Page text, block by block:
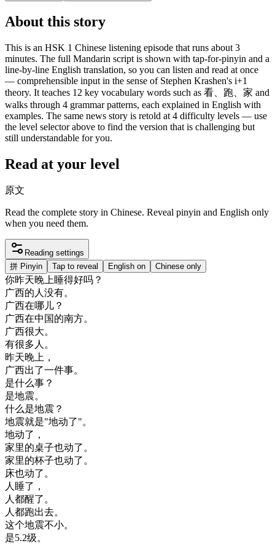
About this story
This is an HSK 1 Chinese listening episode that runs about 3
minutes. The full Mandarin script is shown with tap-for-pinyin and a
line-by-line English translation, so you can listen and read at once
— comprehensible input in the sense of Stephen Krashen's i+1
theory. It teaches 12 key vocabulary words such as 看、跑、家 and
walks through 4 grammar patterns, each explained in English with
examples. The same news story is retold at 4 difficulty levels — use
the level selector above to find the version that is challenging but
still understandable for you.
Read at your level
原文
Read the complete story in Chinese. Reveal pinyin and English only
when you need them.
Reading settings
拼 Pinyin Tap to reveal English on Chinese only
你昨天晚上睡得好吗 ？
广西的人没有。
广西在哪儿 ？
广西在中国的南方。
广西很大。
有很多人。
昨天晚上 ，
广西出了一件事。
是什么事 ？
是地震。
什么是地震 ？
地震就是"地动了"。
地动了 ，
家里的桌子也动了。
家里的杯子也动了。
床也动了。
人睡了 ，
人都醒了。
人都跑出去。
这个地震不小。
是5.2级。